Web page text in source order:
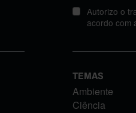
Autorizo o
acordo com
TEMAS
Ambiente
Ciência